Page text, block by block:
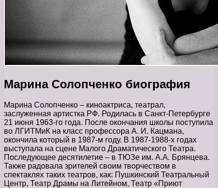
Марина Солопченко биография
Марина Солопченко – киноактриса, театрал,
заслуженная артистка РФ. Родилась в Санкт-Петербурге
21 июня 1963-го года. После окончания школы поступила
во ЛГИТМиК на класс профессора А. И. Кацмана,
окончила который в 1987-м году. В 1987-1988-х годах
выступала на сцене Малого Драматического Театра.
Последующее десятилетие – в ТЮЗе им. А.А. Брянцева.
Также радовала зрителей своим творчеством в
спектаклях таких театров, как: Пушкинский Театральный
Центр, Театр Драмы на Литейном, Театр «Приют